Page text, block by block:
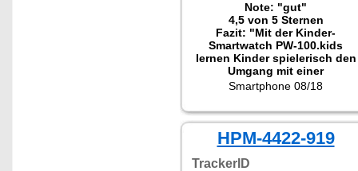
Note: "gut"
4,5 von 5 Sternen
Fazit: "Mit der Kinder-
Smartwatch PW-100.kids
lernen Kinder spielerisch den
Umgang mit einer
Smartwatch."
Smartphone 08/18
HPM-4422-919
TrackerID